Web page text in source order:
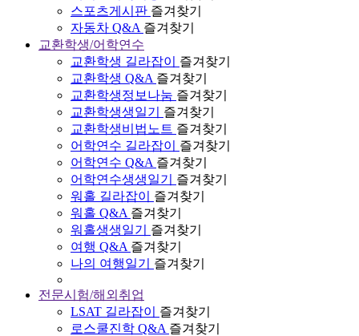
스포츠게시판 즐겨찾기
자동차 Q&A 즐겨찾기
교환학생/어학연수
교환학생 길라잡이
즐겨찾기
교환학생 Q&A 즐겨찾기
교환학생정보나눔 즐겨찾기
교환학생생일기
즐겨찾기
교환학생비법노트 즐겨찾기
어학연수 길라잡이
즐겨찾기
어학연수 Q&A 즐겨찾기
어학연수생생일기
즐겨찾기
워홀 길라잡이
즐겨찾기
워홀 Q&A 즐겨찾기
워홀생생일기
즐겨찾기
여행 Q&A 즐겨찾기
나의 여행일기
즐겨찾기
전문시험/해외취업
LSAT 길라잡이
즐겨찾기
로스쿨진학 Q&A 즐겨찾기